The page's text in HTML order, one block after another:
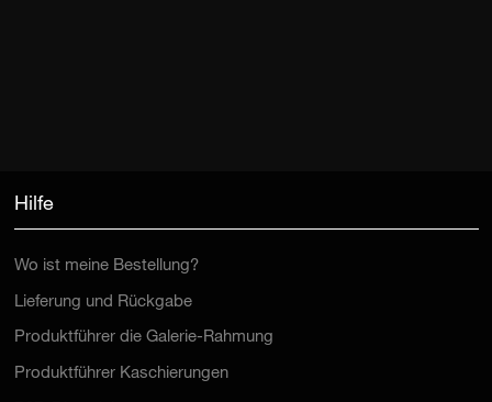
Hilfe
Wo ist meine Bestellung?
Lieferung und Rückgabe
Produktführer die Galerie-Rahmung
Produktführer Kaschierungen